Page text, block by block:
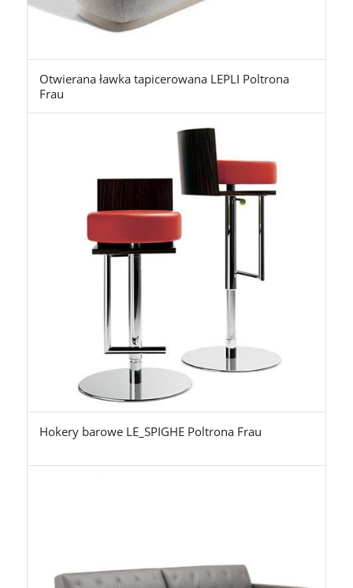
Otwierana ławka tapicerowana LEPLI Poltrona
Frau
Hokery barowe LE_SPIGHE Poltrona Frau